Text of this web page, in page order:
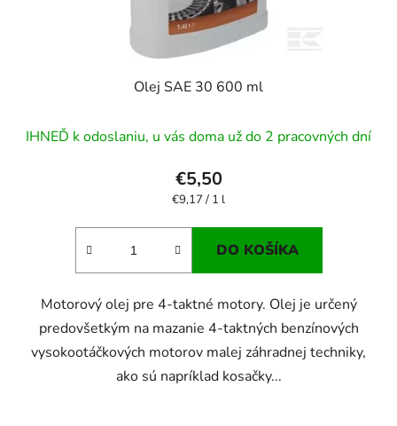
Olej SAE 30 600 ml
IHNEĎ k odoslaniu, u vás doma už do 2 pracovných dní
€5,50
Jednotková
€9,17 / 1 l
DO KOŠÍKA
Motorový olej pre 4-taktné motory. Olej je určený
predovšetkým na mazanie 4-taktných benzínových
vysokootáčkových motorov malej záhradnej techniky,
ako sú napríklad kosačky...